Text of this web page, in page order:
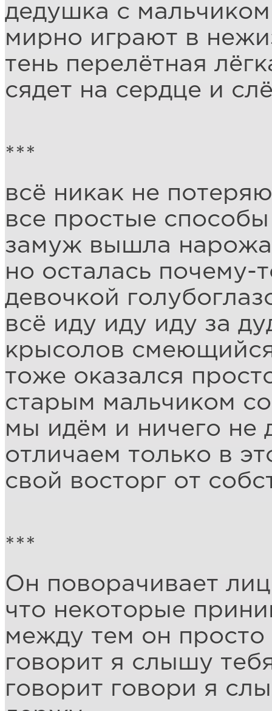
дедушка с
мирно играют в
тень перелётная
сядет на сердце и
***
всё никак не
все простые
замуж вышла
но осталась почему-
девочкой
всё иду иду иду за
крысолов
тоже оказался
старым мальчиком
мы идём и ничего не
отличаем только в
свой восторг от
***
Он поворачивает
что некоторые
между тем он
говорит я слышу
говорит говори я